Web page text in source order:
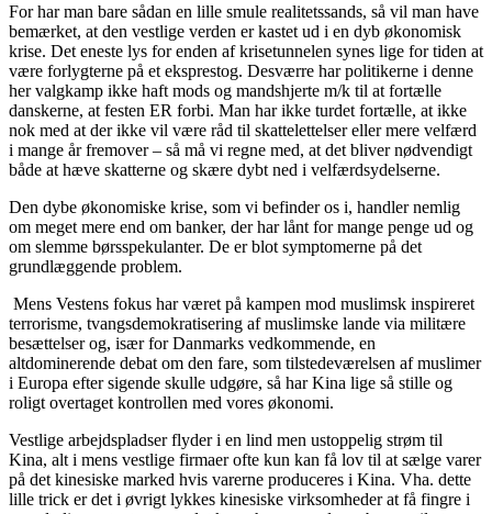
For har man bare sådan en lille smule realitetssands, så vil man have
bemærket, at den vestlige verden er kastet ud i en dyb økonomisk
krise. Det eneste lys for enden af krisetunnelen synes lige for tiden at
være forlygterne på et eksprestog. Desværre har politikerne i denne
her valgkamp ikke haft mods og mandshjerte m/k til at fortælle
danskerne, at festen ER forbi. Man har ikke turdet fortælle, at ikke
nok med at der ikke vil være råd til skattelettelser eller mere velfærd
i mange år fremover – så må vi regne med, at det bliver nødvendigt
både at hæve skatterne og skære dybt ned i velfærdsydelserne.
Den dybe økonomiske krise, som vi befinder os i, handler nemlig
om meget mere end om banker, der har lånt for mange penge ud og
om slemme børsspekulanter. De er blot symptomerne på det
grundlæggende problem.
Mens Vestens fokus har været på kampen mod muslimsk inspireret
terrorisme, tvangsdemokratisering af muslimske lande via militære
besættelser og, især for Danmarks vedkommende, en
altdominerende debat om den fare, som tilstedeværelsen af muslimer
i Europa efter sigende skulle udgøre, så har Kina lige så stille og
roligt overtaget kontrollen med vores økonomi.
Vestlige arbejdspladser flyder i en lind men ustoppelig strøm til
Kina, alt i mens vestlige firmaer ofte kun kan få lov til at sælge varer
på det kinesiske marked hvis varerne produceres i Kina. Vha. dette
lille trick er det i øvrigt lykkes kinesiske virksomheder at få fingre i